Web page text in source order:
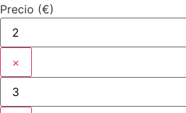
Precio (€)
×